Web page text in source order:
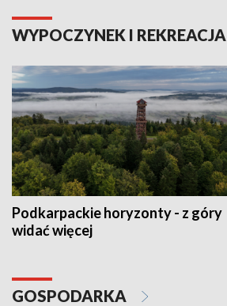
WYPOCZYNEK I REKREACJA
Podkarpackie horyzonty - z góry
widać więcej
GOSPODARKA